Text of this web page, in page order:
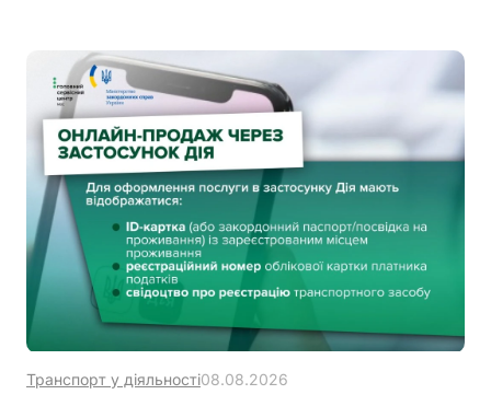
Транспорт у діяльності08.08.2026